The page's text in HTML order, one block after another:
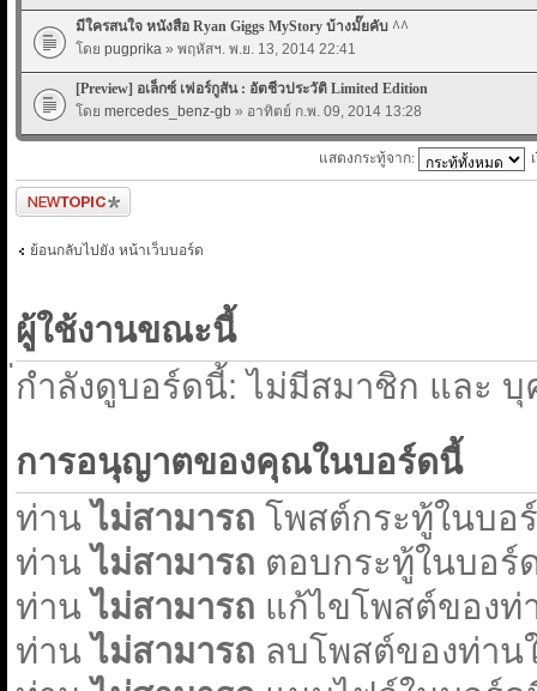
มีใครสนใจ หนังสือ Ryan Giggs MyStory บ้างมั๊ยคับ ^^
โดย pugprika » พฤหัสฯ. พ.ย. 13, 2014 22:41
[Preview] อเล็กซ์ เฟอร์กูสัน : อัตชีวประวัติ Limited Edition
โดย mercedes_benz-gb » อาทิตย์ ก.พ. 09, 2014 13:28
แสดงกระทู้จาก:
ตั้งกระทู้ใหม่
ย้อนกลับไปยัง หน้าเว็บบอร์ด
ผู้ใช้งานขณะนี้
กำลังดูบอร์ดนี้: ไม่มีสมาชิก และ
การอนุญาตของคุณในบอร์ดนี้
ท่านไม่สามารถ โพสต์กระทู้ในบอ
ท่านไม่สามารถ ตอบกระทู้ในบอร์
ท่านไม่สามารถ แก้ไขโพสต์ของท่
ท่านไม่สามารถ ลบโพสต์ของท่าน